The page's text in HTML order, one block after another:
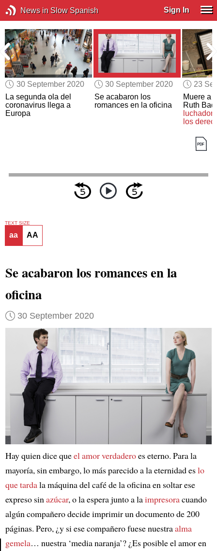
News in Slow Spanish Sign In
30 September 2020
La segunda ola del
coronavirus llega a
Europa
30 September 2020
Se acabaron los
romances en la oficina
23
Muere a
Ruth
los
TEXT SIZE
aa AA
Se acabaron los romances en la
oficina
30 September 2020
Hay quien dice queel amor verdaderoes eterno. Para la
mayoría, sin embargo, lo más parecido a la eternidad eslo
que tardala máquina del café de la oficina en soltar ese
expreso sinazúcar, o la espera junto a laimpresoracuando
algún compañero decide imprimir un documento de 200
páginas. Pero, ¿y si ese compañero fuese nuestraalma
gemela… nuestra ‘media naranja’? ¿Es posible el amor en